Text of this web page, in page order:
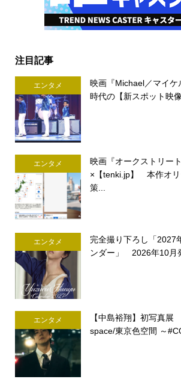
注目記事
エンタメ
映画『Michael／マイ
時代の【新スポット映
エンタメ
映画『オークストリート
×【tenki.jp】 本作オリ
策...
エンタメ
完全撮り下ろし「2027
ンダー」 2026年10月
エンタメ
【中島裕翔】初写真
space/東京色空間 ～